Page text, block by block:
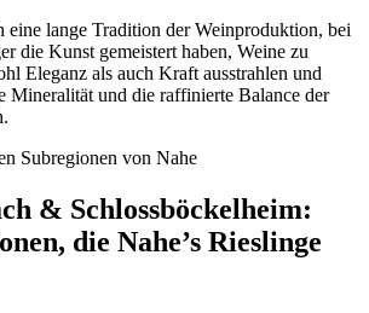
eine lange Tradition der Weinproduktion, bei
die Kunst gemeistert haben, Weine zu
Eleganz als auch Kraft ausstrahlen und
Mineralität und die raffinierte Balance der
Subregionen von Nahe
& Schlossböckelheim:
die Nahe’s Rieslinge